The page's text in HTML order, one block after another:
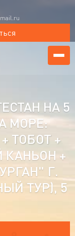
НА 5
МОРЕ:
ТОБОТ +
КАНЬОН +
Г.
ТУР), 5